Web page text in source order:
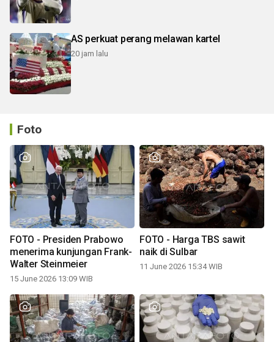
AS perkuat perang melawan kartel
20 jam lalu
Foto
FOTO - Presiden Prabowo
menerima kunjungan Frank-
Walter Steinmeier
15 June 2026 13:09 WIB
FOTO - Harga TBS sawit
naik di Sulbar
11 June 2026 15:34 WIB